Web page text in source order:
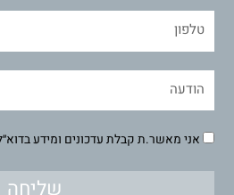
אני מאשר.ת קבלת עדכונים ומידע בדוא״ל
שליחה